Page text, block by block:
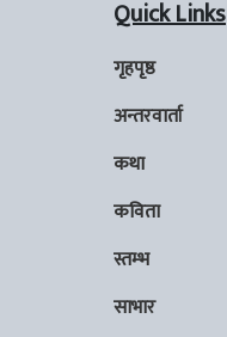
Quick Links
गृहपृष्ठ
अन्तरवार्ता
कथा
कविता
स्तम्भ
साभार